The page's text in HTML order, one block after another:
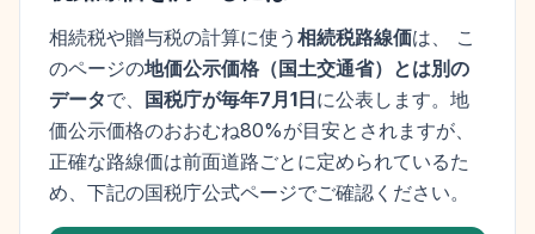
相続税や贈与税の計算に使う 相続税路線価は、 こ
のページの地価公示価格 （ 国土交通省）とは別の
データで、 国税庁が毎年7月1日に公表します。 地
価公示価格のおおむね80%が目安とされますが、
正確な路線価は前面道路ごとに定められているた
め、下記の国税庁公式ページでご確認ください。